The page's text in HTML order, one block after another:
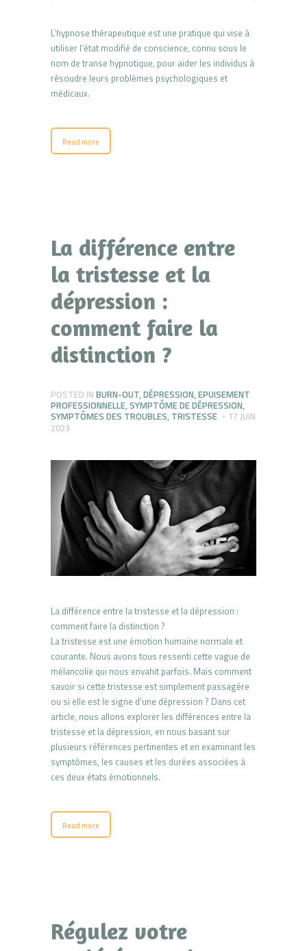
L’hypnose thérapeutique est une pratique qui vise à
utiliser l’état modifié de conscience, connu sous le
nom de transe hypnotique, pour aider les individus à
résoudre leurs problèmes psychologiques et
médicaux.
Read more
La différence entre
la tristesse et la
dépression :
comment faire la
distinction ?
POSTED IN BURN-OUT,DÉPRESSION,EPUISEMENT
PROFESSIONNELLE,SYMPTÔME DE DÉPRESSION,
SYMPTÔMES DES TROUBLES, TRISTESSE
17 JUIN
2023
La différence entre la tristesse et la dépression :
comment faire la distinction ?
La tristesse est une émotion humaine normale et
courante. Nous avons tous ressenti cette vague de
mélancolie qui nous envahit parfois. Mais comment
savoir si cette tristesse est simplement passagère
ou si elle est le signe d’une dépression ? Dans cet
article, nous allons explorer les différences entre la
tristesse et la dépression, en nous basant sur
plusieurs références pertinentes et en examinant les
symptômes, les causes et les durées associées à
ces deux états émotionnels.
Read more
Régulez votre